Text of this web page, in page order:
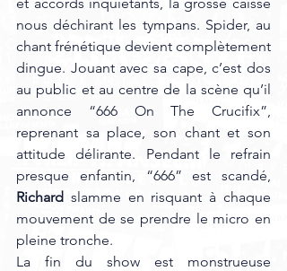
nous déchirant les tympans. Spider, au
chant frénétique devient complètement
dingue. Jouant avec sa cape, c’est dos
au public et au centre de la scène qu’il
annonce “666 On The Crucifix”,
reprenant sa place, son chant et son
attitude délirante. Pendant le refrain
Richard slamme en risquant à chaque
mouvement de se prendre le micro en
pleine tronche.
La fin du show est monstrueuse